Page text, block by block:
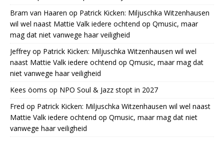
Bram van Haaren op Patrick Kicken: Miljuschka Witzenhausen
wil wel naast Mattie Valk iedere ochtend op Qmusic, maar
mag dat niet vanwege haar veiligheid
Jeffrey op Patrick Kicken: Miljuschka Witzenhausen wil wel
naast Mattie Valk iedere ochtend op Qmusic, maar mag dat
niet vanwege haar veiligheid
Kees öoms op NPO Soul & Jazz stopt in 2027
Fred op Patrick Kicken: Miljuschka Witzenhausen wil wel naast
Mattie Valk iedere ochtend op Qmusic, maar mag dat niet
vanwege haar veiligheid